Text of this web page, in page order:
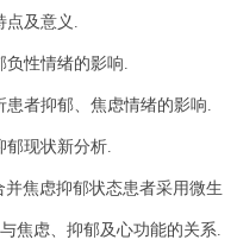
点及意义.
负性情绪的影响.
者抑郁、焦虑情绪的影响.
郁现状新分析.
焦虑抑郁状态患者采用微生
探讨.
焦虑、抑郁及心功能的关系.